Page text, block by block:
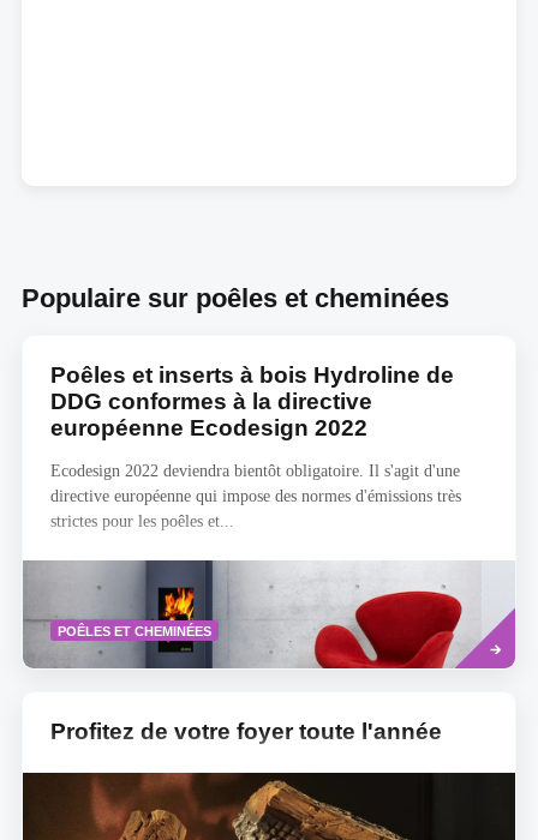
Populaire sur poêles et cheminées
Poêles et inserts à bois Hydroline de
DDG conformes à la directive
européenne Ecodesign 2022
Ecodesign 2022 deviendra bientôt obligatoire. Il s'agit d'une
directive européenne qui impose des normes d'émissions très
strictes pour les poêles et...
POÊLES ET CHEMINÉES
Savoir
plus
Profitez de votre foyer toute l'année